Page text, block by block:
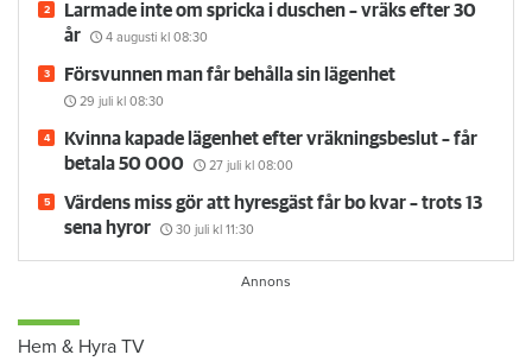
Larmade inte om spricka i duschen – vräks efter 30
år
4 augusti kl 08:30
Försvunnen man får behålla sin lägenhet
29 juli kl 08:30
Kvinna kapade lägenhet efter vräkningsbeslut – får
betala 50 000
27 juli kl 08:00
Värdens miss gör att hyresgäst får bo kvar – trots 13
sena hyror
30 juli kl 11:30
Hem & Hyra TV